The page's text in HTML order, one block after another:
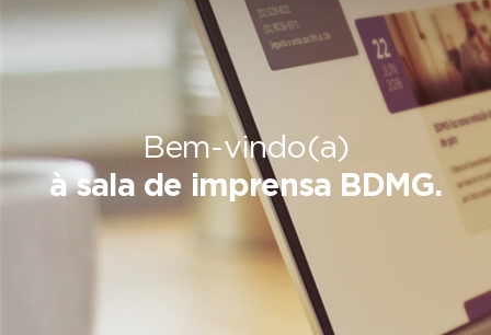
Bem-vindo(a)
à sala de imprensa BDMG.